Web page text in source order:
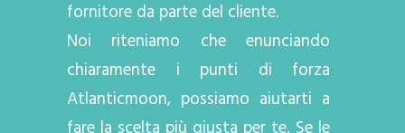
fornitore da parte del cliente.
Noi riteniamo che enunciando
chiaramente i punti di forza
Atlanticmoon, possiamo aiutarti a